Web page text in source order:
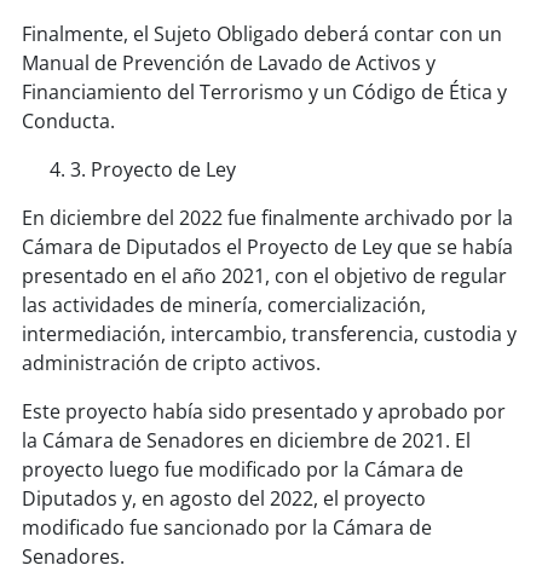
Finalmente, el Sujeto Obligado deberá contar con un
Manual de Prevención de Lavado de Activos y
Financiamiento del Terrorismo y un Código de Ética y
Conducta.
3. Proyecto de Ley
En diciembre del 2022 fue finalmente archivado por la
Cámara de Diputados el Proyecto de Ley que se había
presentado en el año 2021, con el objetivo de regular
las actividades de minería, comercialización,
intermediación, intercambio, transferencia, custodia y
administración de cripto activos.
Este proyecto había sido presentado y aprobado por
la Cámara de Senadores en diciembre de 2021. El
proyecto luego fue modificado por la Cámara de
Diputados y, en agosto del 2022, el proyecto
modificado fue sancionado por la Cámara de
Senadores.